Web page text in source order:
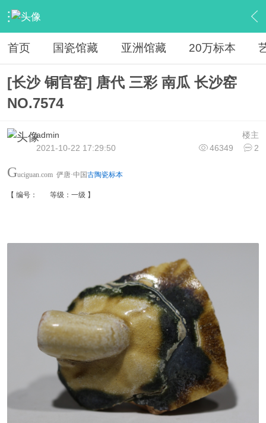
› 馆藏 › 20万古瓷标本 › 内容
首页 国瓷馆藏 亚洲馆藏 20万标本
[长沙 铜官窑] 唐代 三彩 南瓜 长沙窑
NO.7574
楼主
admin
46349
2
2021-10-22 17:29:50
Guciguan.com 俨唐·中国古陶瓷标本
【 编号： 等级：一级 】